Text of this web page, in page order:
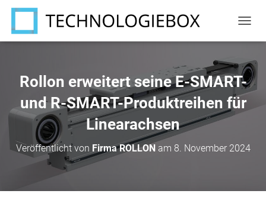
A
I
G
A
M
Rollon erweitert seine E-SMART-
und R-SMART-Produktreihen für
Linearachsen
Veröffentlicht von Firma ROLLONam 8. November 2024